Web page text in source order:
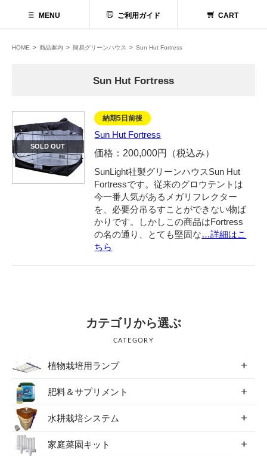
MENU
代理店募集
お問い合わせ
ご利用ガイド CART
HOME 商品案内 簡易グリーンハウス Sun Hut Fortress
Sun Hut Fortress
SOLD OUT
納期5日前後
Sun Hut Fortress
価格：200,000円（税込み）
SunLight社製グリーンハウスSun Hut
Fortressです。従来のグロウテントは
今一番人気があるメガリフレクター
を、必要分吊るすことができない物ば
かりです。しかしこの商品はFortress
の名の通り、とても堅固な…詳細はこ
ちら
カテゴリから選ぶ
CATEGORY
植物栽培用ランプ
肥料＆サプリメント
水耕栽培システム
家庭菜園キット